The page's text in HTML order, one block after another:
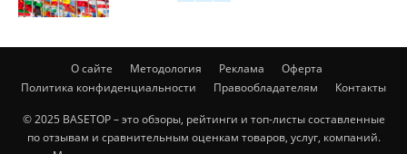
О сайте Методология Реклама
Оферта
Политика конфиденциальности
Правообладателям Контакты
© 2025 BASETOP – это обзоры, рейтинги и топ-листы составленные
по отзывам и сравнительным оценкам товаров, услуг, компаний.